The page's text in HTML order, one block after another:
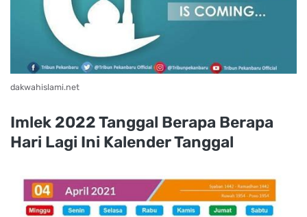
dakwahislami.net
Imlek 2022 Tanggal Berapa Berapa
Hari Lagi Ini Kalender Tanggal